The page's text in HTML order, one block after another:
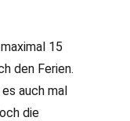
15
den Ferien.
auch mal
die